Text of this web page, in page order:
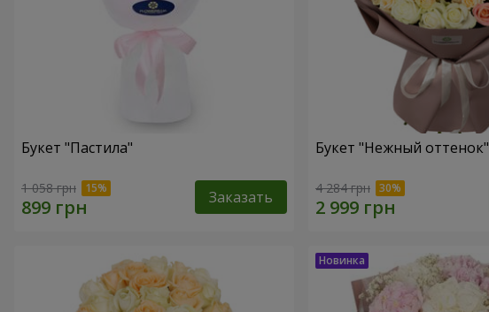
Букет "Пастила"
1 058 грн Заказать
Букет "Нежный оттенок"
4 284 грн